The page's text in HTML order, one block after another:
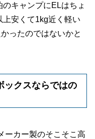
キャンプにELはちょ
上安くて1kg近く軽い
ったのではないかと
ックスならではの
ーカー製のそこそこ高